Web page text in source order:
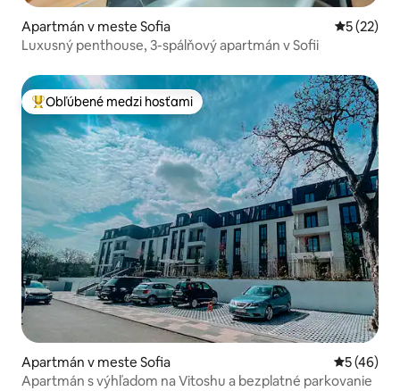
Apartmán v meste Sofia
5 (22)
Luxusný penthouse, 3-spálňový apartmán v Sofii
Najobľúbenejšie medzi hosťami
Obľúbené medzi hosťami
Apartmán v meste Sofia
5 (46)
Apartmán s výhľadom na Vitoshu a bezplatné parkovanie